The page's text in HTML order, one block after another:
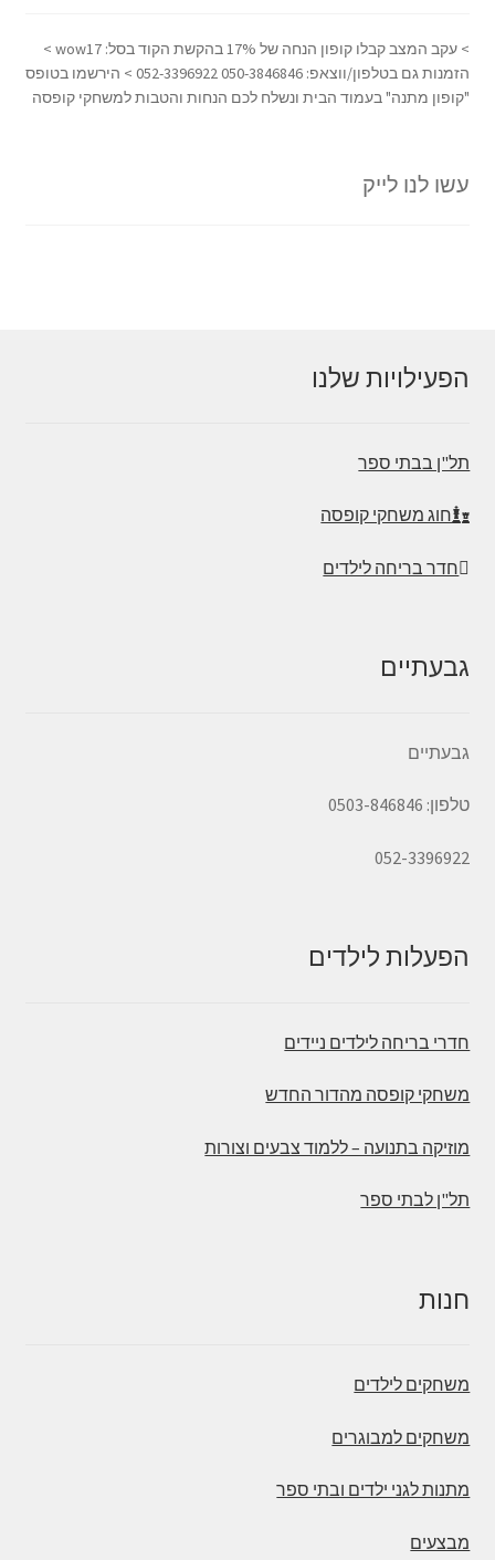
> עקב המצב קבלו קופון הנחה של 17% בהקשת הקוד בסל: wow17 >
הזמנות גם בטלפון/ווצאפ: 050-3846846 052-3396922 > הירשמו בטופס
"קופון מתנה" בעמוד הבית ונשלח לכם הנחות והטבות למשחקי קופסה
עשו לנו לייק
הפעילויות שלנו
תל"ן בבתי ספר
חוג משחקי קופסה
חדר בריחה לילדים
גבעתיים
גבעתיים
טלפון: 0503-846846
052-3396922
הפעלות לילדים
חדרי בריחה לילדים ניידים
משחקי קופסה מהדור החדש
מוזיקה בתנועה – ללמוד צבעים וצורות
תל"ן לבתי ספר
חנות
משחקים לילדים
משחקים למבוגרים
מתנות לגני ילדים ובתי ספר
מבצעים